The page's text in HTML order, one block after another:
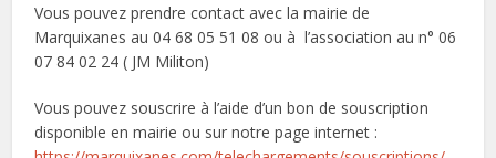
Vous pouvez prendre contact avec la mairie de
Marquixanes au 04 68 05 51 08 ou à l’association au n° 06
07 84 02 24 ( JM Militon)
Vous pouvez souscrire à l’aide d’un bon de souscription
disponible en mairie ou sur notre page internet :